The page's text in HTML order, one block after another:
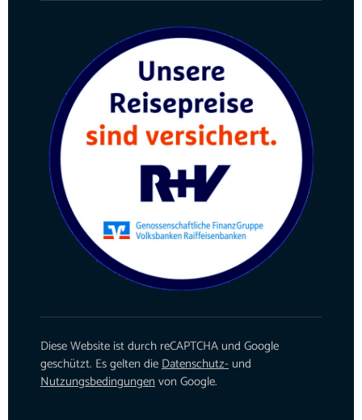
Diese Website ist durch reCAPTCHA und Google
geschützt. Es gelten dieDatenschutz- und
Nutzungsbedingungenvon Google.